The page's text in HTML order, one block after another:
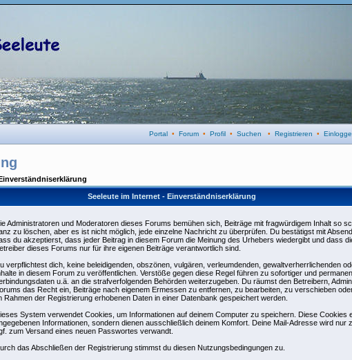
Portal • Forum • Profil • Suchen • Registrieren •
Seeleute im Internet - Einverständniserklärung
Administratoren und Moderatoren dieses Forums bemühen sich, Beiträge mit fragwürdigem Inhalt so
zu löschen, aber es ist nicht möglich, jede einzelne Nachricht zu überprüfen. Du bestätigst mit
du akzeptierst, dass jeder Beitrag in diesem Forum die Meinung des Urhebers wiedergibt und dass
dieses Forums nur für ihre eigenen Beiträge verantwortlich sind.
verpflichtest dich, keine beleidigenden, obszönen, vulgären, verleumdenden, gewaltverherrlichenden
in diesem Forum zu veröffentlichen. Verstöße gegen diese Regel führen zu sofortiger und
u.ä. an die strafverfolgenden Behörden weiterzugeben. Du räumst den Betreibern,
das Recht ein, Beiträge nach eigenem Ermessen zu entfernen, zu bearbeiten, zu verschieben
Rahmen der Registrierung erhobenen Daten in einer Datenbank gespeichert werden.
System verwendet Cookies, um Informationen auf deinem Computer zu speichern. Diese Cookies
Informationen, sondern dienen ausschließlich deinem Komfort. Deine Mail-Adresse wird nur
zum Versand eines neuen Passwortes verwandt.
das Abschließen der Registrierung stimmst du diesen Nutzungsbedingungen zu.